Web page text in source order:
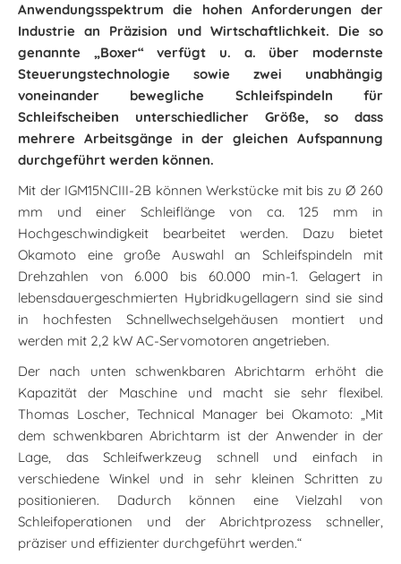
Anwendungsspektrum die hohen Anforderungen der
Industrie an Präzision und Wirtschaftlichkeit. Die so
genannte „Boxer“ verfügt u. a. über modernste
Steuerungstechnologie sowie zwei unabhängig
voneinander bewegliche Schleifspindeln für
Schleifscheiben unterschiedlicher Größe, so dass
mehrere Arbeitsgänge in der gleichen Aufspannung
durchgeführt werden können.
Mit der IGM15NCIII-2B können Werkstücke mit bis zu Ø 260
mm und einer Schleiflänge von ca. 125 mm in
Hochgeschwindigkeit bearbeitet werden. Dazu bietet
Okamoto eine große Auswahl an Schleifspindeln mit
Drehzahlen von 6.000 bis 60.000 min-1. Gelagert in
lebensdauergeschmierten Hybridkugellagern sind sie sind
in hochfesten Schnellwechselgehäusen montiert und
werden mit 2,2 kW AC-Servomotoren angetrieben.
Der nach unten schwenkbaren Abrichtarm erhöht die
Kapazität der Maschine und macht sie sehr flexibel.
Thomas Loscher, Technical Manager bei Okamoto: „Mit
dem schwenkbaren Abrichtarm ist der Anwender in der
Lage, das Schleifwerkzeug schnell und einfach in
verschiedene Winkel und in sehr kleinen Schritten zu
positionieren. Dadurch können eine Vielzahl von
Schleifoperationen und der Abrichtprozess schneller,
präziser und effizienter durchgeführt werden.“